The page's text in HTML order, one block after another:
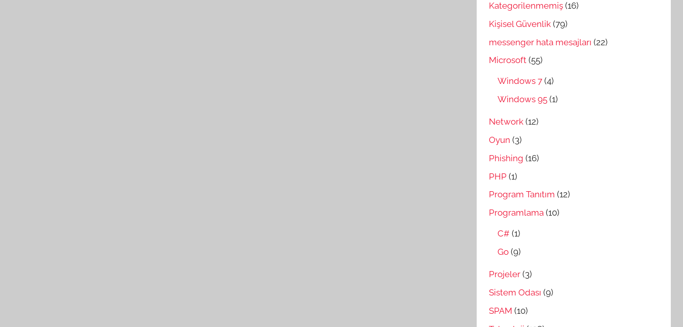
Kategorilenmemiş (16)
Kişisel Güvenlik (79)
messenger hata mesajları (22)
Microsoft (55)
Windows 7 (4)
Windows 95 (1)
Network (12)
Oyun (3)
Phishing (16)
PHP (1)
Program Tanıtım (12)
Programlama (10)
C# (1)
Go (9)
Projeler (3)
Sistem Odası (9)
SPAM (10)